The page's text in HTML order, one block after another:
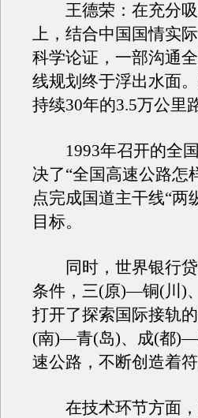
王德荣：在充分吸
上，结合中国国情实
科学论证，一部沟通
线规划终于浮出水面
持续30年的3.5万公里
1993年召开的全国
决了“全国高速公路怎
点完成国道主干线“两
目标。
同时，世界银行贷
条件，三(原)—铜(川)
打开了探索国际接轨
(南)—青(岛)、成(都
速公路，不断创造着
在技术环节方面，